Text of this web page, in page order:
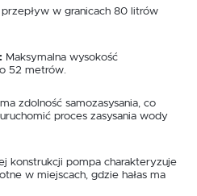
przepływ w granicach 80 litrów
Maksymalna wysokość
52 metrów.
zdolność samozasysania, co
proces zasysania wody
konstrukcji pompa charakteryzuje
w miejscach, gdzie hałas ma